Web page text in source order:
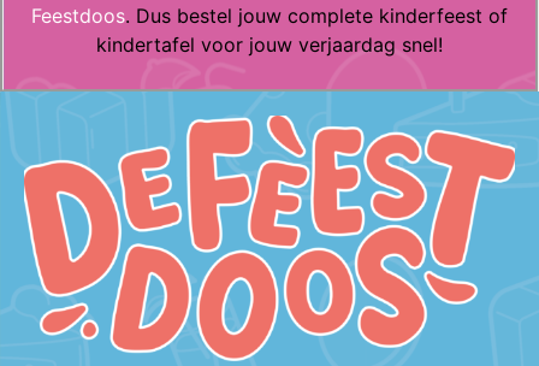
Feestdoos. Dus bestel jouw complete kinderfeest of
kindertafel voor jouw verjaardag snel!